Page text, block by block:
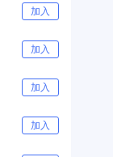
加入
加入
加入
加入